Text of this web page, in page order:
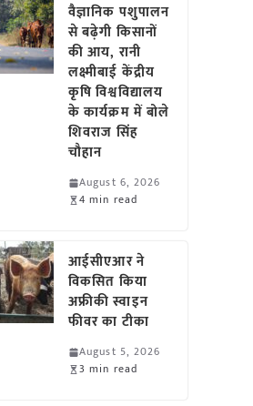
वैज्ञानिक पशुपालन
से बढ़ेगी किसानों
की आय, रानी
लक्ष्मीबाई केंद्रीय
कृषि विश्वविद्यालय
के कार्यक्रम में बोले
शिवराज सिंह
चौहान
August 6, 2026
4 min read
आईसीएआर ने
विकसित किया
अफ्रीकी स्वाइन
फीवर का टीका
August 5, 2026
3 min read